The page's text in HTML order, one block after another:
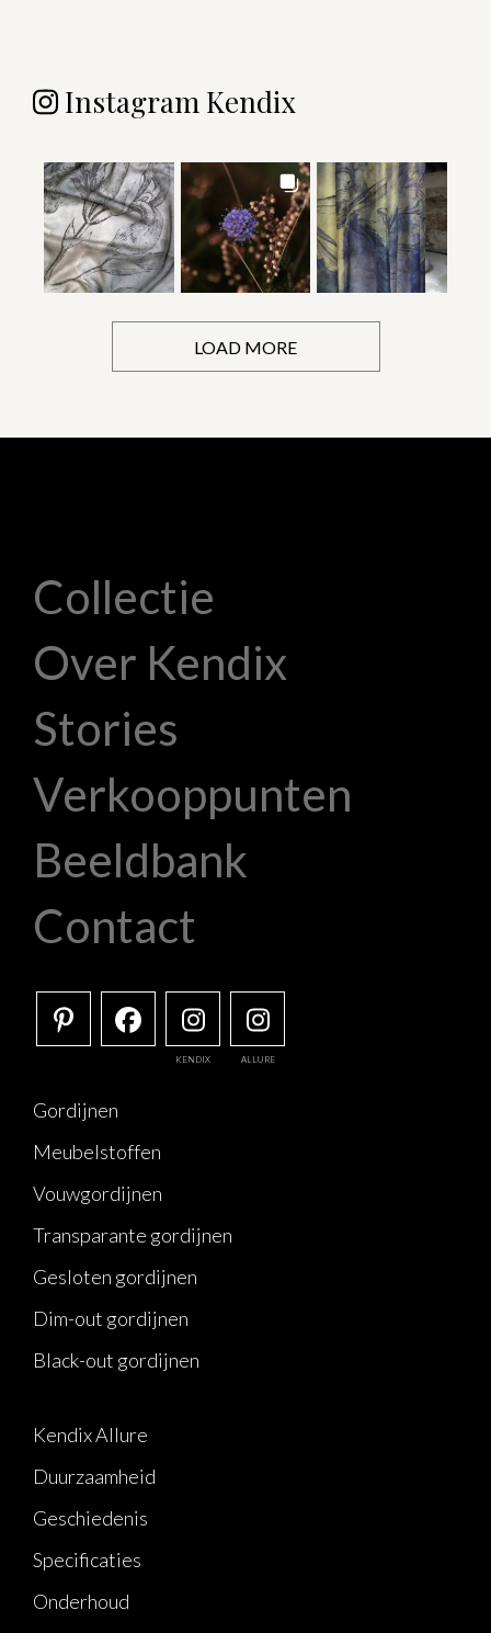
Instagram Kendix
LOAD MORE
Collectie
Over Kendix
Stories
Verkooppunten
Beeldbank
Contact
KENDIX ALLURE
Gordijnen
Meubelstoffen
Vouwgordijnen
Transparante gordijnen
Gesloten gordijnen
Dim-out gordijnen
Black-out gordijnen
Kendix Allure
Duurzaamheid
Geschiedenis
Specificaties
Onderhoud